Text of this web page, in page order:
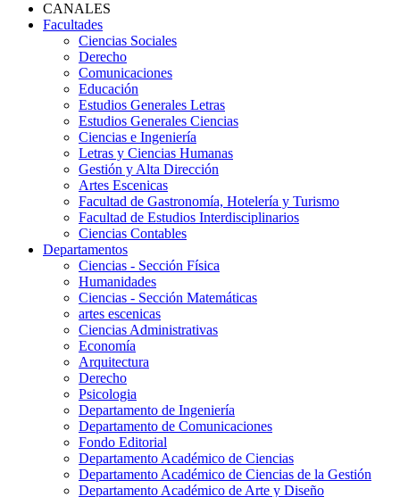
CANALES
Facultades
Ciencias Sociales
Derecho
Comunicaciones
Educación
Estudios Generales Letras
Estudios Generales Ciencias
Ciencias e Ingeniería
Letras y Ciencias Humanas
Gestión y Alta Dirección
Artes Escenicas
Facultad de Gastronomía, Hotelería y Turismo
Facultad de Estudios Interdisciplinarios
Ciencias Contables
Departamentos
Ciencias - Sección Física
Humanidades
Ciencias - Sección Matemáticas
artes escenicas
Ciencias Administrativas
Economía
Arquitectura
Derecho
Psicologia
Departamento de Ingeniería
Departamento de Comunicaciones
Fondo Editorial
Departamento Académico de Ciencias
Departamento Académico de Ciencias de la Gestión
Departamento Académico de Arte y Diseño